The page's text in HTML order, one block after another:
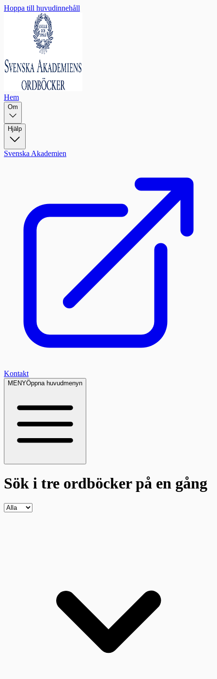
Hoppa till huvudinnehåll
Hem
Om
Hjälp
Svenska Akademien
Kontakt
MENYÖppna huvudmenyn
Sök i tre ordböckerpå en gång